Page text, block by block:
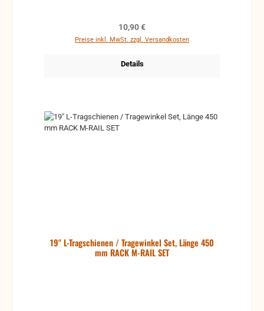
Regulärer Preis:
10,90 €
Preise inkl. MwSt. zzgl. Versandkosten
Details
19" L-Tragschienen / Tragewinkel Set, Länge 450
mm RACK M-RAIL SET